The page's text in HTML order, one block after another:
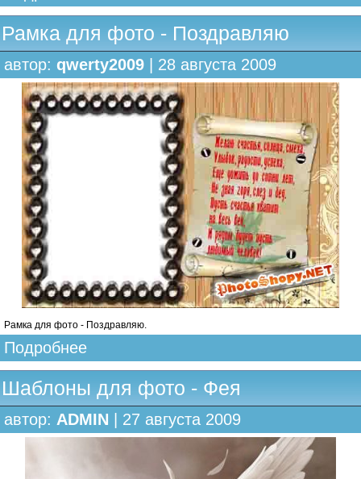
Рамка для фото - Поздравляю
автор: qwerty2009 | 28 августа 2009
Рамка для фото - Поздравляю.
Подробнее
Шаблоны для фото - Фея
автор: ADMIN | 27 августа 2009